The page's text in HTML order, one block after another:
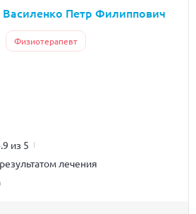
Василенко Петр Филиппович
Физиотерапевт
из 5
лечения